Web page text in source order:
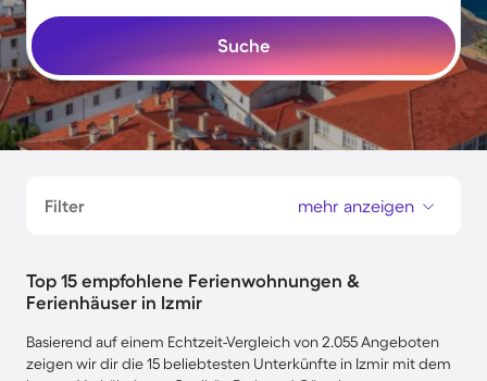
Suche
Filter mehr anzeigen
Top 15 empfohlene Ferienwohnungen &
Ferienhäuser in Izmir
Basierend auf einem Echtzeit-Vergleich von 2.055 Angeboten
zeigen wir dir die 15 beliebtesten Unterkünfte in Izmir mit dem